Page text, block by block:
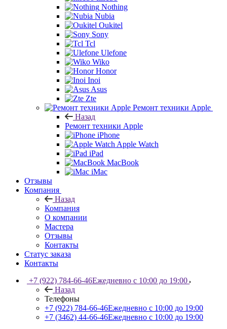
Nothing
Nubia
Oukitel
Sony
Tcl
Ulefone
Wiko
Honor
Inoi
Asus
Zte
Ремонт техники Apple
Назад
Ремонт техники Apple
iPhone
Apple Watch
iPad
MacBook
iMac
Отзывы
Компания
Назад
Компания
О компании
Мастера
Отзывы
Контакты
Статус заказа
Контакты
+7 (922) 784-66-46Ежедневно с 10:00 до 19:00
Назад
Телефоны
+7 (922) 784-66-46Ежедневно с 10:00 до 19:00
+7 (3462) 44-66-46Ежедневно с 10:00 до 19:00